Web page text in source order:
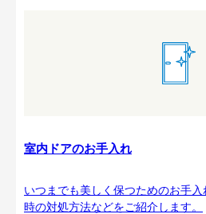
室内ドアのお手入れ
いつまでも美しく保つためのお手
時の対処方法などをご紹介します。